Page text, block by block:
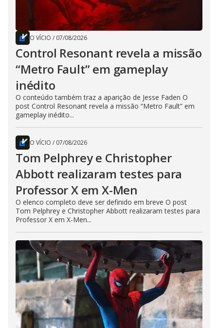
O VÍCIO / 07/08/2026
Control Resonant revela a missão
“Metro Fault” em gameplay
inédito
O conteúdo também traz a aparição de Jesse Faden O
post Control Resonant revela a missão “Metro Fault” em
gameplay inédito...
O VÍCIO / 07/08/2026
Tom Pelphrey e Christopher
Abbott realizaram testes para
Professor X em X-Men
O elenco completo deve ser definido em breve O post
Tom Pelphrey e Christopher Abbott realizaram testes para
Professor X em X-Men...